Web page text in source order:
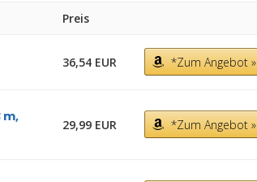
Preis
36,54 EUR *Zum Angebot »
m,
29,99 EUR *Zum Angebot »